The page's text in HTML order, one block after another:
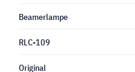
Beamerlampe
RLC-109
Original